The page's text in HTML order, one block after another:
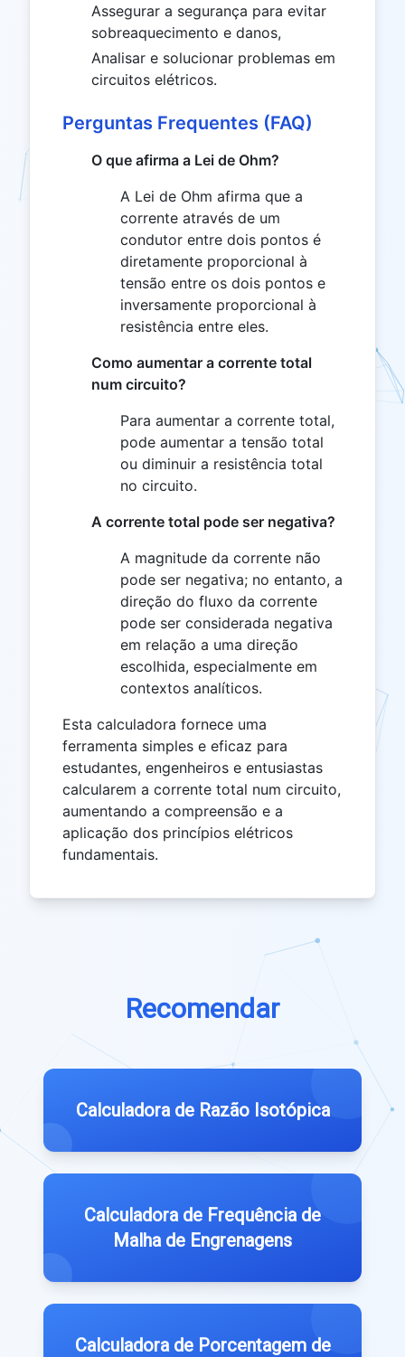
Assegurar a segurança para evitar
sobreaquecimento e danos,
Analisar e solucionar problemas em
circuitos elétricos.
Perguntas Frequentes (FAQ)
O que afirma a Lei de Ohm?
A Lei de Ohm afirma que a
corrente através de um
condutor entre dois pontos é
diretamente proporcional à
tensão entre os dois pontos e
inversamente proporcional à
resistência entre eles.
Como aumentar a corrente total
num circuito?
Para aumentar a corrente total,
pode aumentar a tensão total
ou diminuir a resistência total
no circuito.
A corrente total pode ser negativa?
A magnitude da corrente não
pode ser negativa; no entanto, a
direção do fluxo da corrente
pode ser considerada negativa
em relação a uma direção
escolhida, especialmente em
contextos analíticos.
Esta calculadora fornece uma
ferramenta simples e eficaz para
estudantes, engenheiros e entusiastas
calcularem a corrente total num circuito,
aumentando a compreensão e a
aplicação dos princípios elétricos
fundamentais.
Recomendar
Calculadora de Razão Isotópica
Calculadora de Frequência de
Malha de Engrenagens
Calculadora de Porcentagem de